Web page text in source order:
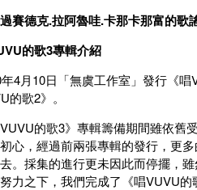
賽德克.拉阿魯哇.卡那卡那富的歌
的歌3專輯介紹
4月10日「無虞工作室」發行《
的歌2》。
VUVU的歌3》專輯籌備期間雖依
心，經過前兩張專輯的發行，更
。採集的進行更未因此而停擺，
力之下，我們完成了《唱VUVU的